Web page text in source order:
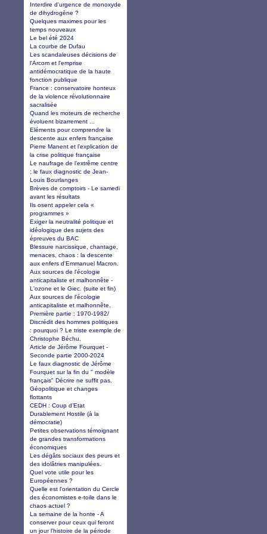
Interdire d'urgence de monoxyde
de dihydrogène ?
Quelques maximes pour les
temps nouveaux
Le bel été 2024
La courbe de Dufau
Les scandaleuses décisions de
l'Arcom et l'emprise
antidémocratique de la haute
fonction publique
France : conservatoire honteux
de la violence révolutionnaire
sacralisée
Quand les moteurs de recherche
évoluent bizarrement ...
Eléments pour comprendre la
descente aux enfers française
Pierre Manent et l’explication de
la crise politique française
Le naufrage de l’extrême centre
: le faux diagnostic de Jean-
Louis Bourlanges
Brèves de comptoirs - Le samedi
avant les résultats
Ils osent appeler cela «
programmes »
Exiger la neutralité politique et
idéologique des sujets des
épreuves du BAC
Blessure narcissique, chantage,
menaces, chaos : la descente
aux enfers d'Emmanuel Macron.
Aux sources de l'écologie
anticapitaliste et malhonnête -
L'ozone et le Giec. (suite et fin)
Aux sources de l'écologie
anticapitaliste et malhonnête.
Première partie : 1970-1982/
Discrédit des hommes politiques
: pourquoi ? Le triste exemple de
Christophe Béchu.
Article de Jérôme Fourquet -
Seconde partie 2000-2024
Le faux diagnostic de Jérôme
Fourquet sur la fin du " modèle
français" Décrire ne suffit pas.
Géopolitique et changes
flottants
CEDH : Coup d’Etat
Durablement Hostile (à la
démocratie)
Petites observations témoignant
de grandes transformations
économiques
Les dégâts sociaux des peurs et
des idolâtries manipulées.
Quel vote utile pour les
Européennes ?
Quelle est l'orientation du Cercle
des économistes e-toile dans le
chaos actuel ?
La semaine de la honte - A
conserver pour ceux qui feront
un jour l'histoire de la période